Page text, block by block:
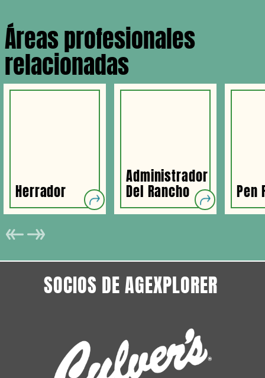
Áreas profesionales
relacionadas
Herrador
Administrador
Del Rancho Pen
SOCIOS DE AGEXPLORER